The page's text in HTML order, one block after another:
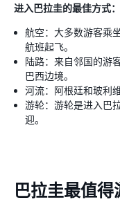
进入巴拉圭的最佳方式：
航空：大多数游客乘
航班起飞。
陆路：来自邻国的游
巴西边境。
河流：阿根廷和玻利
游轮：游轮是进入巴
迎。
巴拉圭最值